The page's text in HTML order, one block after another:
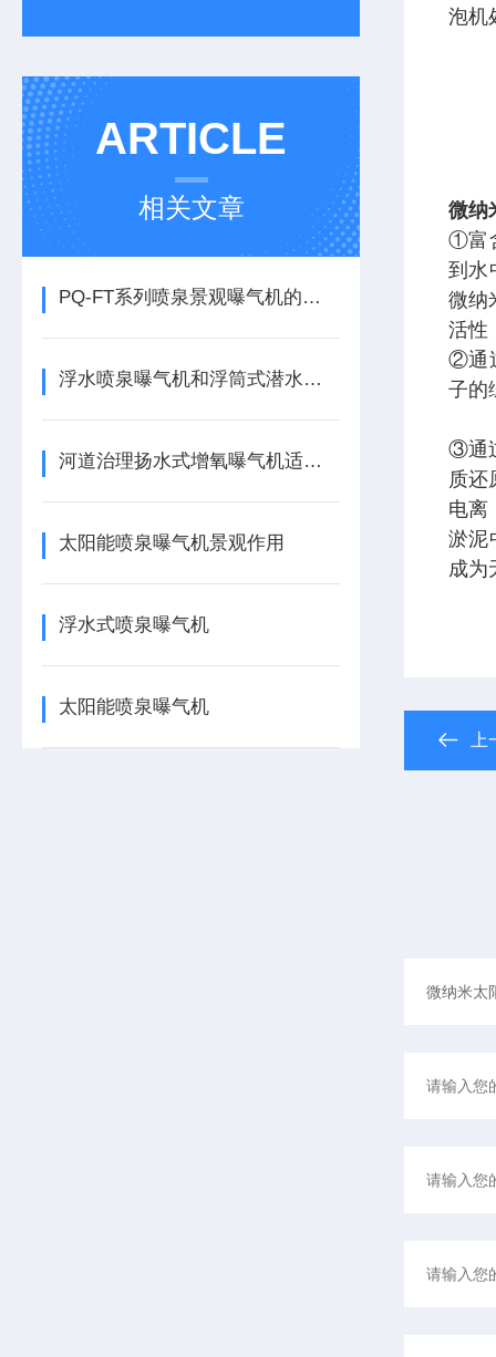
ARTICLE
相关文章
PQ-FT系列喷泉景观曝气机的实用性
浮水喷泉曝气机和浮筒式潜水曝气机主要区别
河道治理扬水式增氧曝气机适应范围
太阳能喷泉曝气机景观作用
浮水式喷泉曝气机
太阳能喷泉曝气机
泡机
微纳
①富
到水
微纳
活性
②通
子的
③通
质还
电离
淤泥
成为